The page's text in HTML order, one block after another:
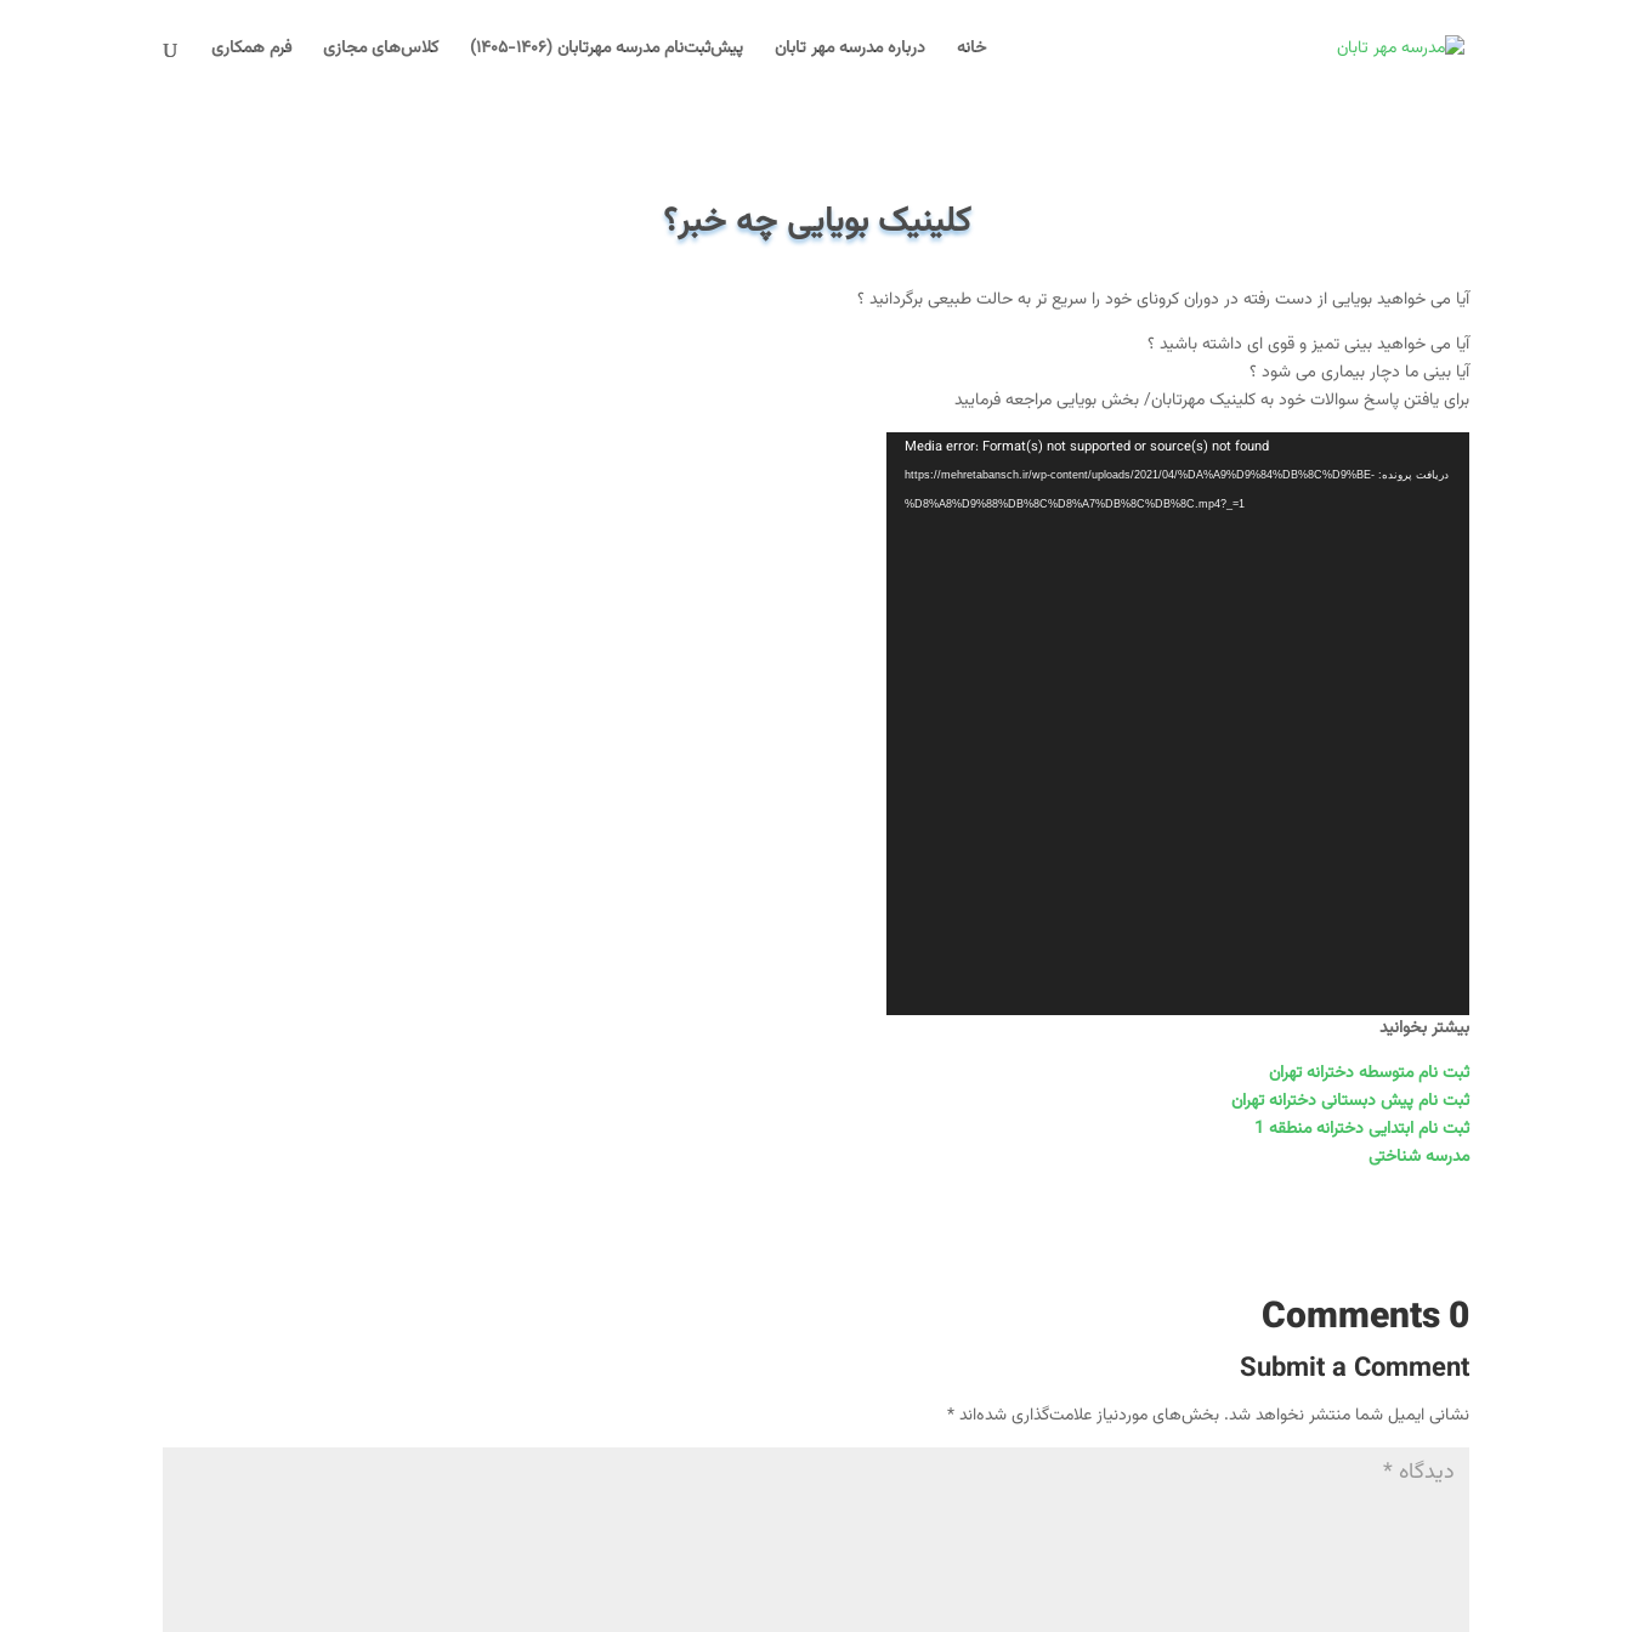
خانه درباره مدرسه مهر تابان پیش‌ثبت‌نام مدرسه مهرتابان (۱۴۰۶-۱۴۰۵) کلاس‌های مجازی فرم همکاری
کلینیک بویایی چه خبر؟
آیا می خواهید بویایی از دست رفته در دوران کرونای خود را سریع تر به حالت طبیعی برگردانید ؟
آیا می خواهید بینی تمیز و قوی ای داشته باشید ؟
آیا بینی ما دچار بیماری می شود ؟
برای یافتن پاسخ سوالات خود به کلینیک مهرتابان/ بخش بویایی مراجعه فرمایید
ویدیو
Media error: Format(s) not supported or source(s) not found
دریافت پرونده: https://mehretabansch.ir/wp-content/uploads/2021/04/%DA%A9%D9%84%DB%8C%D9%BE-
%D8%A8%D9%88%DB%8C%D8%A7%DB%8C%DB%8C.mp4?_=1
بیشتر بخوانید
ثبت نام متوسطه دخترانه تهران
ثبت نام پیش دبستانی دخترانه تهران
ثبت نام ابتدایی دخترانه منطقه 1
مدرسه شناختی
0 Comments
Submit a Comment
نشانی ایمیل شما منتشر نخواهد شد. بخش‌های موردنیاز علامت‌گذاری شده‌اند*